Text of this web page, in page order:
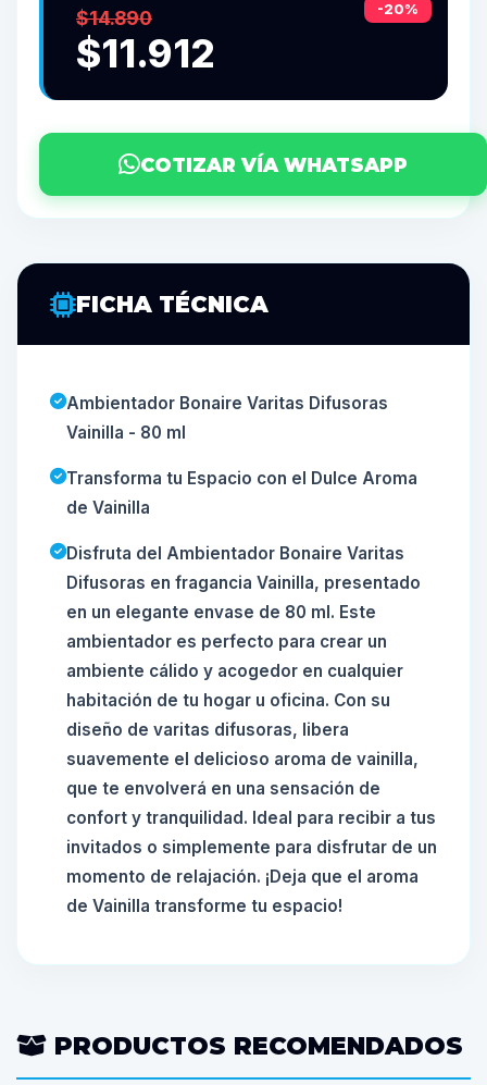
-20%
$14.890
$11.912
COTIZAR VÍA WHATSAPP
FICHA TÉCNICA
Ambientador Bonaire Varitas Difusoras
Vainilla - 80 ml
Transforma tu Espacio con el Dulce Aroma
de Vainilla
Disfruta del Ambientador Bonaire Varitas
Difusoras en fragancia Vainilla, presentado
en un elegante envase de 80 ml. Este
ambientador es perfecto para crear un
ambiente cálido y acogedor en cualquier
habitación de tu hogar u oficina. Con su
diseño de varitas difusoras, libera
suavemente el delicioso aroma de vainilla,
que te envolverá en una sensación de
confort y tranquilidad. Ideal para recibir a tus
invitados o simplemente para disfrutar de un
momento de relajación. ¡Deja que el aroma
de Vainilla transforme tu espacio!
PRODUCTOS RECOMENDADOS